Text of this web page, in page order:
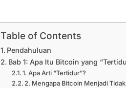
Table of Contents
Pendahuluan
Bab 1: Apa Itu Bitcoin yang
1. Apa Arti “Tertidur”?
2. Mengapa Bitcoin Menjadi